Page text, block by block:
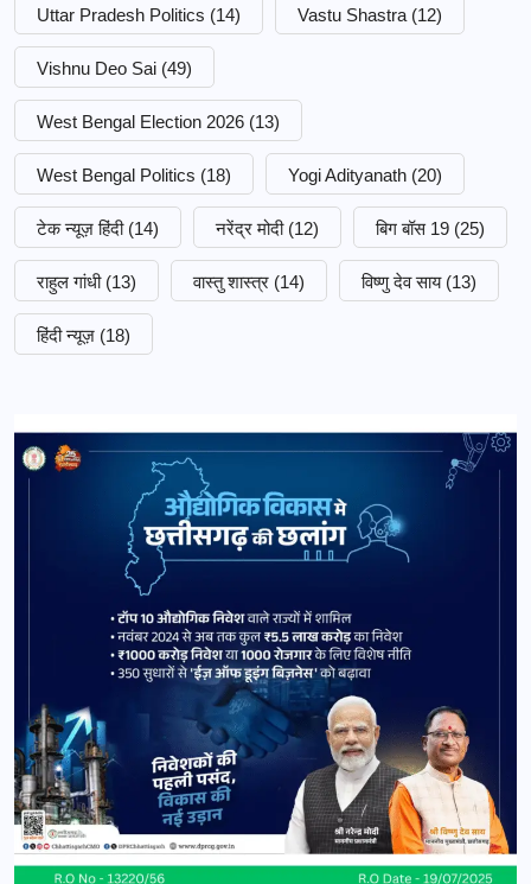
Uttar Pradesh Politics (14) Vastu Shastra (12)
Vishnu Deo Sai (49)
West Bengal Election 2026 (13)
West Bengal Politics (18) Yogi Adityanath (20)
टेक न्यूज़ हिंदी (14) नरेंद्र मोदी (12) बिग बॉस 19 (25)
राहुल गांधी (13) वास्तु शास्त्र (14) विष्णु देव साय (13)
हिंदी न्यूज़ (18)